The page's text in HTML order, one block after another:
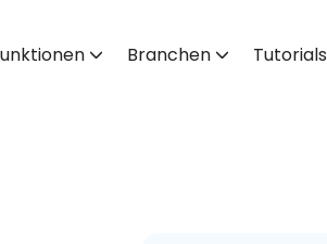
Branchen Tutorials